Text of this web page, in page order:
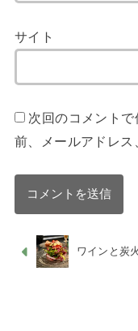
サイト
次回のコメント
前、メールアドレス
ワインと炭